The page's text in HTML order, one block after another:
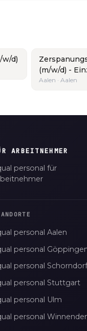
w/d)
(m/w/d) -
Aalen · Aalen
ARBEITNEHMER
personal für
personal Aalen
personal
personal Schorndorf
personal Stuttgart
personal Ulm
personal